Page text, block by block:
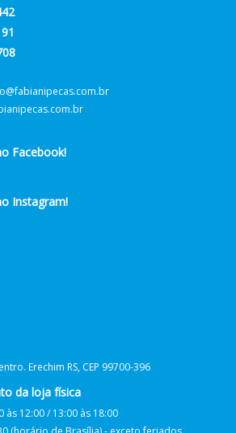
Facebook!
Instagram!
Erechim RS, CEP 99700-396
da loja física
às 12:00 / 13:00 às 18:00